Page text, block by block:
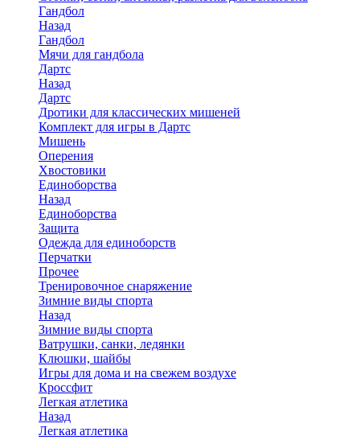
Гандбол
Назад
Гандбол
Мячи для гандбола
Дартс
Назад
Дартс
Дротики для классических мишеней
Комплект для игры в Дартс
Мишень
Оперения
Хвостовики
Единоборства
Назад
Единоборства
Защита
Одежда для единоборств
Перчатки
Прочее
Тренировочное снаряжение
Зимние виды спорта
Назад
Зимние виды спорта
Ватрушки, санки, ледянки
Клюшки, шайбы
Игры для дома и на свежем воздухе
Кроссфит
Легкая атлетика
Назад
Легкая атлетика